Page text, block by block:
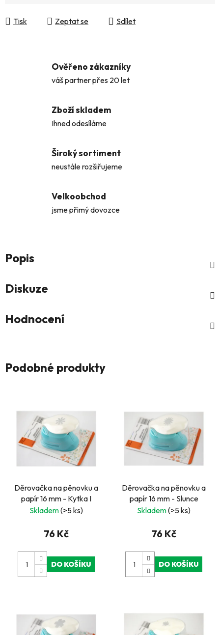
Tisk Zeptat se Sdílet
Ověřeno zákazníky
váš partner přes 20 let
Zboží skladem
Ihned odesíláme
Široký sortiment
neustále rozšiřujeme
Velkoobchod
jsme přimý dovozce
Popis
Diskuze
Hodnocení
Podobné produkty
Děrovačka na pěnovku a
papír 16 mm - Kytka I
Skladem(>5 ks)
76 Kč
DO KOŠÍKU
Děrovačka na pěnovku a
papír 16 mm - Slunce
Skladem(>5 ks)
76 Kč
DO KOŠÍKU